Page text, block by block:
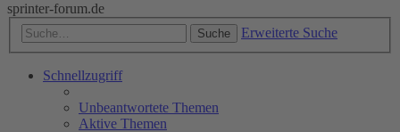
sprinter-forum.de
Suche Erweiterte Suche
Schnellzugriff
Unbeantwortete Themen
Aktive Themen